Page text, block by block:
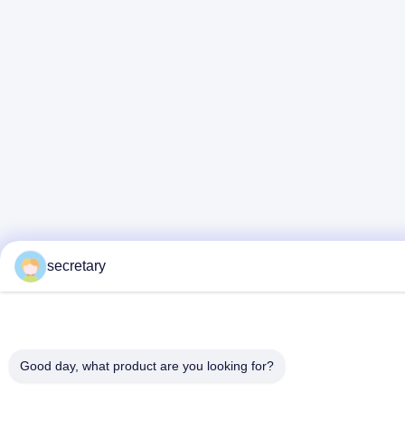
secretary
Good day, what product are you looking for?